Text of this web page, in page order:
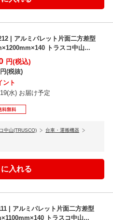
| アルミパレット片面二方差型
トラスコ中山...
円(税込)
円(税抜)
ント
水) お届け予定
中山(TRUSCO) 台車・運搬機器
| アルミパレット片面二方差型
トラスコ中山...